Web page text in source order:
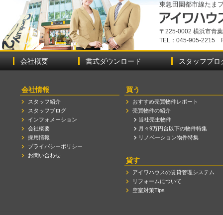
東急田園都市線たま
〒225-0002 横浜市青
TEL：045-905-2215
会社概要 書式ダウンロード スタッフブロ
会社情報
スタッフ紹介
スタッフブログ
インフォメーション
会社概要
採用情報
プライバシーポリシー
お問い合わせ
買う
おすすめ売買物件レポート
売買物件の紹介
当社売主物件
月々9万円台以下の物件特集
リノベーション物件特集
貸す
アイワハウスの賃貸管理システム
リフォームについて
空室対策Tips